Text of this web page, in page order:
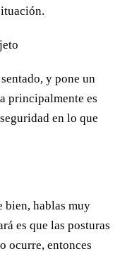
y pone un
principalmente es
en lo que
bien, hablas muy
es que las posturas
ocurre, entonces